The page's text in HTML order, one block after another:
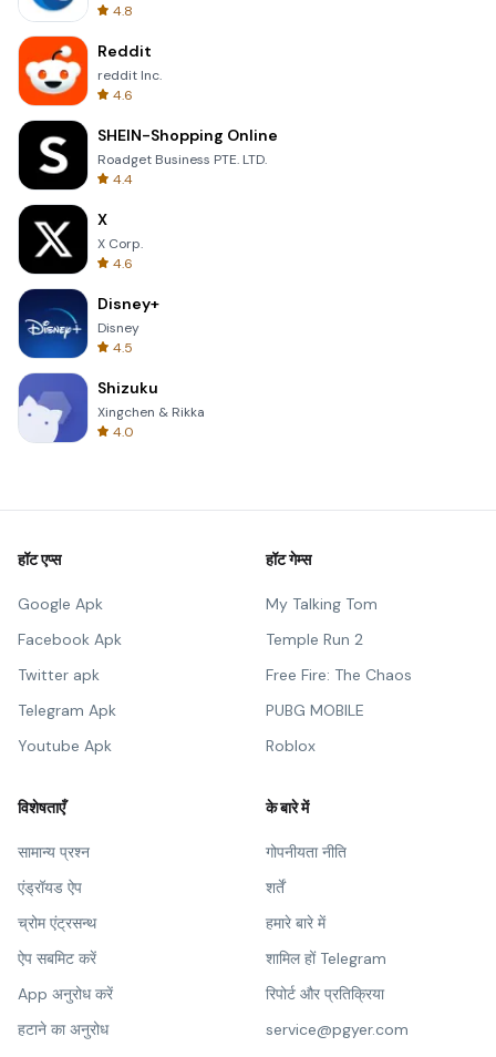
4.8
Reddit
reddit Inc.
4.6
SHEIN-Shopping Online
Roadget Business PTE. LTD.
4.4
X
X Corp.
4.6
Disney+
Disney
4.5
Shizuku
Xingchen & Rikka
4.0
हॉट एप्स
Google Apk
Facebook Apk
Twitter apk
Telegram Apk
Youtube Apk
हॉट गेम्स
My Talking Tom
Temple Run 2
Free Fire: The Chaos
PUBG MOBILE
Roblox
विशेषताएँ
सामान्य प्रश्न
एंड्रॉयड ऐप
च्रोम एंट्रसन्थ
ऐप सबमिट करें
App अनुरोध करें
हटाने का अनुरोध
के बारे में
गोपनीयता नीति
शर्तें
हमारे बारे में
शामिल हों Telegram
रिपोर्ट और प्रतिक्रिया
service@pgyer.com